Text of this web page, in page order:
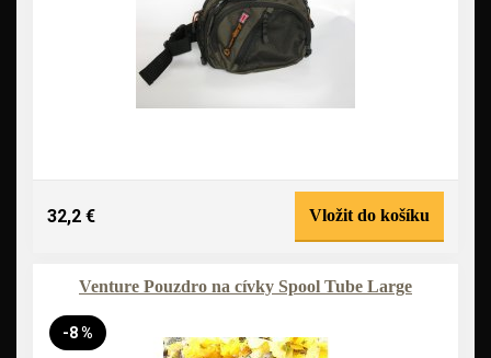
32,2 € Vložit do košíku
Venture Pouzdro na cívky Spool Tube Large
-8 %